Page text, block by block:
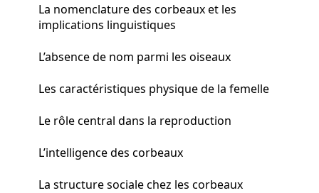
La nomenclature des corbeaux et les
implications linguistiques
L’absence de nom parmi les oiseaux
Les caractéristiques physique de la femelle
Le rôle central dans la reproduction
L’intelligence des corbeaux
La structure sociale chez les corbeaux